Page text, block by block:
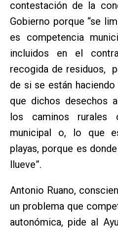
contestación de la
Gobierno porque “se
es competencia
incluidos en el
recogida de residuos,
de si se están
que dichos desechos
los caminos rurales
municipal o, lo que
playas, porque es
llueve”.
Antonio Ruano,
un problema que
autonómica, pide al